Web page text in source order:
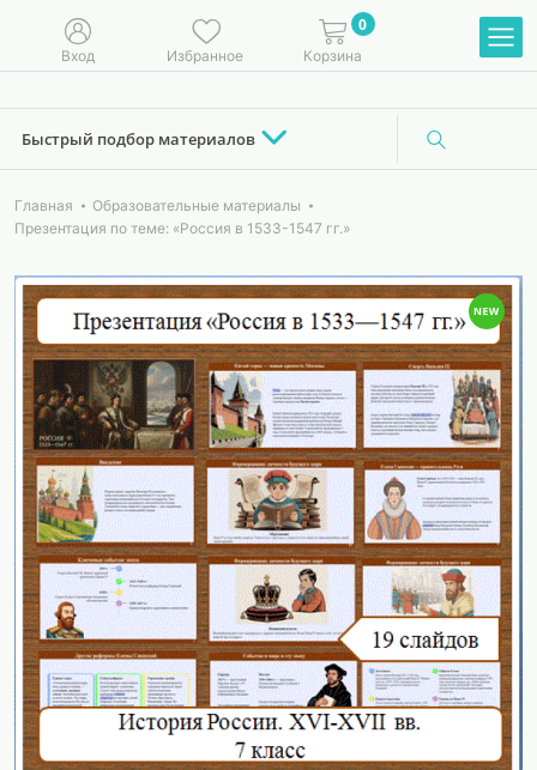
Вход Избранное
0
Корзина
Быстрый подбор материалов
Главная
Образовательные материалы
Презентация по теме: «Россия в 1533-1547 гг.»